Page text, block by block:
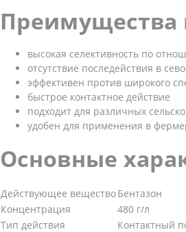
Преимущества
высокая селективность по
отсутствие последействия в
эффективен против широкого
быстрое контактное действие
подходит для различных
удобен для применения в
Основные
Действующее веществоБентазон
Концентрация
480 г/л
Тип действия
Контактный